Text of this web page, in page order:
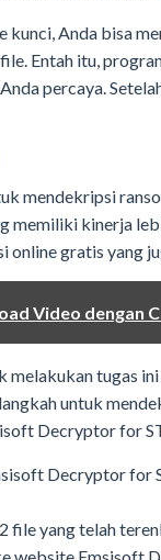
kunci, Anda bisa
Entah itu,
percaya.
mendekripsi
memiliki kinerja
gratis yang
Video dengan
melakukan tugas
untuk
Decryptor for
Decryptor for
file yang telah